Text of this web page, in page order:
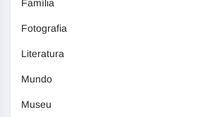
Família
Fotografia
Literatura
Mundo
Museu